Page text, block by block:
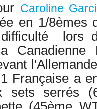
Caroline
en 1/8èmes
lors
Canadienne
Française a
sets serrés
(45ème